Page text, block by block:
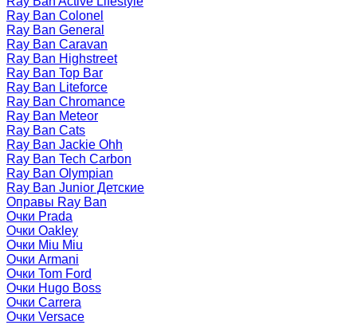
Ray Ban Colonel
Ray Ban General
Ray Ban Caravan
Ray Ban Highstreet
Ray Ban Top Bar
Ray Ban Liteforce
Ray Ban Chromance
Ray Ban Meteor
Ray Ban Cats
Ray Ban Jackie Ohh
Ray Ban Tech Carbon
Ray Ban Olympian
Ray Ban Junior Детские
Оправы Ray Ban
Очки Prada
Очки Oakley
Очки Miu Miu
Очки Armani
Очки Tom Ford
Очки Hugo Boss
Очки Carrera
Очки Versace